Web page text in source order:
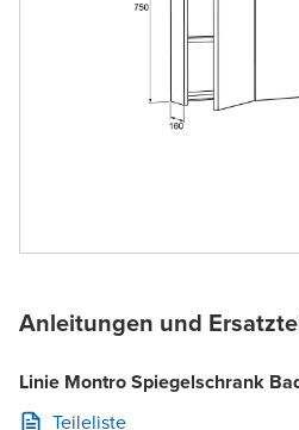
Anleitungen und
Linie Montro Spiegelschrank
Teileliste